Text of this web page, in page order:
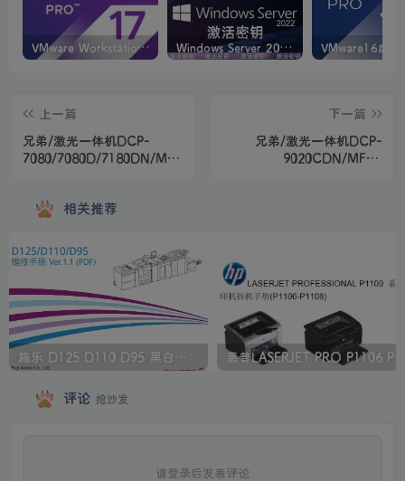
VMware Workstation PRO v17.6.4 正式版_虚拟机(带激活密钥) Windows Server 2022激活密钥 2024 5月更新
上一篇
兄弟/激光一体机DCP-
7080/7080D/7180DN/MFC-
下一篇
兄弟/激光一体机DCP-
9020CDN/MFC-
相关推荐
施乐 D125 D110 D95 黑白生产型高速复印机中文维修手册 惠普LASERJET PRO P1106
评论 抢沙发
请登录后发表评论